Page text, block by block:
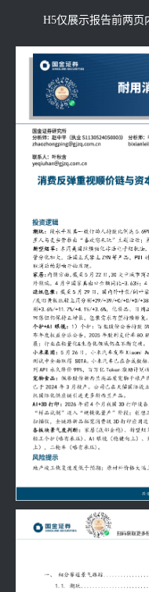
H5仅展示报告前两页